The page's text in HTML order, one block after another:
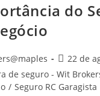
do
22 de
de seguro - Wit
/ Seguro RC Garagista